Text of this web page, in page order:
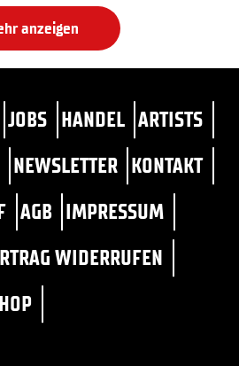
anzeigen
JOBS HANDEL ARTISTS
NEWSLETTER KONTAKT
AGB IMPRESSUM
WIDERRUFEN